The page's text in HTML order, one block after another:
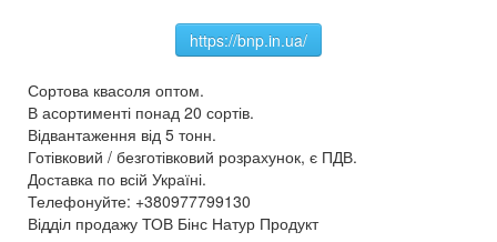
https://bnp.in.ua/
Сортова квасоля оптом.
В асортименті понад 20 сортів.
Відвантаження від 5 тонн.
Готівковий / безготівковий розрахунок, є ПДВ.
Доставка по всій Україні.
Телефонуйте: +380977799130
Відділ продажу ТОВ Бінс Натур Продукт